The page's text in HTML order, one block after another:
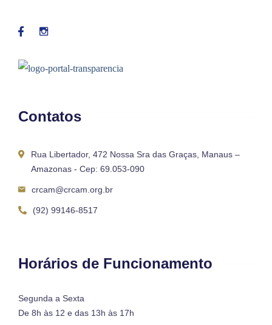
Contatos
Rua Libertador, 472 Nossa Sra das Graças, Manaus –
Amazonas - Cep: 69.053-090
crcam@crcam.org.br
(92) 99146-8517
Horários de Funcionamento
Segunda a Sexta
De 8h às 12 e das 13h às 17h